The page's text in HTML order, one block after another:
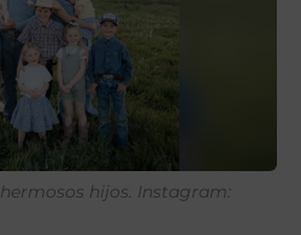
hijos. Instagram: